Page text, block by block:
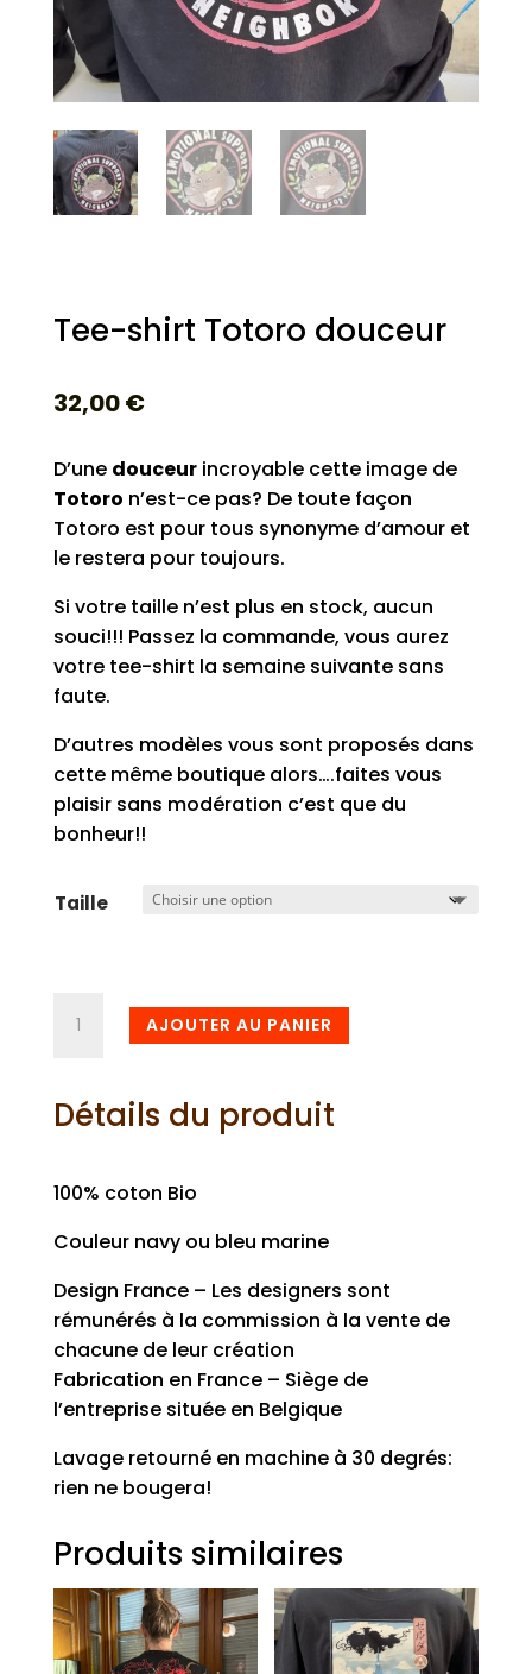
Tee-shirt Totoro douceur
32,00€
D’une douceurincroyable cette image de
Totoro n’est-ce pas? De toute façon
Totoro est pour tous synonyme d’amour et
le restera pour toujours.
Si votre taille n’est plus en stock, aucun
souci!!! Passez la commande, vous aurez
votre tee-shirt la semaine suivante sans
faute.
D’autres modèles vous sont proposés dans
cette même boutique alors….faites vous
plaisir sans modération c’est que du
bonheur!!
Taille
quantité
shirt
Totoro
AJOUTER AU PANIER
Détails du produit
100% coton Bio
Couleur navy ou bleu marine
Design France – Les designers sont
rémunérés à la commission à la vente de
chacune de leur création
Fabrication en France – Siège de
l’entreprise située en Belgique
Lavage retourné en machine à 30 degrés:
rien ne bougera!
Produits similaires